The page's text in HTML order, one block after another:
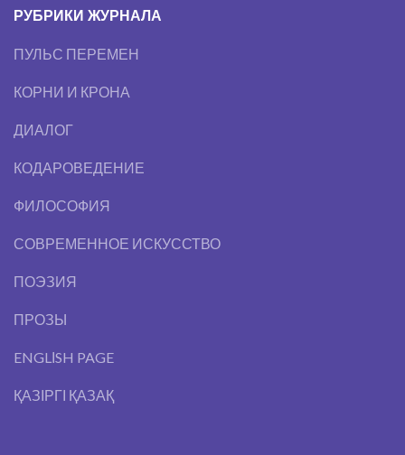
РУБРИКИ ЖУРНАЛА
ПУЛЬС ПЕРЕМЕН
КОРНИ И КРОНА
ДИАЛОГ
КОДАРОВЕДЕНИЕ
ФИЛОСОФИЯ
СОВРЕМЕННОЕ ИСКУССТВО
ПОЭЗИЯ
ПРОЗЫ
ENGLІSH PAGE
ҚАЗІРГІ ҚАЗАҚ